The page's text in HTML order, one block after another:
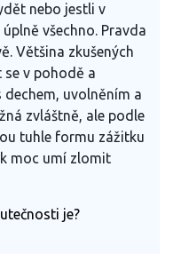
nebo jestli v
všechno. Pravda
Většina zkušených
se v pohodě a
dechem, uvolněním a
zvláštně, ale podle
tuhle formu zážitku
moc umí zlomit
je?